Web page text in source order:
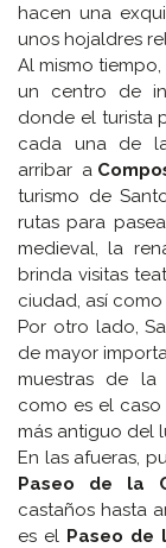
hacen una
unos hojaldres
Al mismo
un centro de
donde el turista
cada una de
arribar a
turismo de
rutas para
medieval, la
brinda visitas
ciudad, así
Por otro lado,
de mayor
muestras de la
como es el
más antiguo del
En las afueras,
Paseo de la
castaños hasta
es el Paseo de